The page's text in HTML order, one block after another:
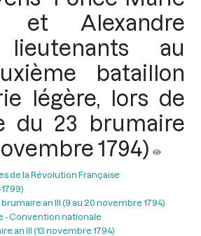
et Alexandre
lieutenants au
bataillon
légère, lors de
du 23 brumaire
1794)
de la Révolution Française
brumaire an III (9 au 20 novembre 1794)
- Convention nationale
an III (13 novembre 1794)